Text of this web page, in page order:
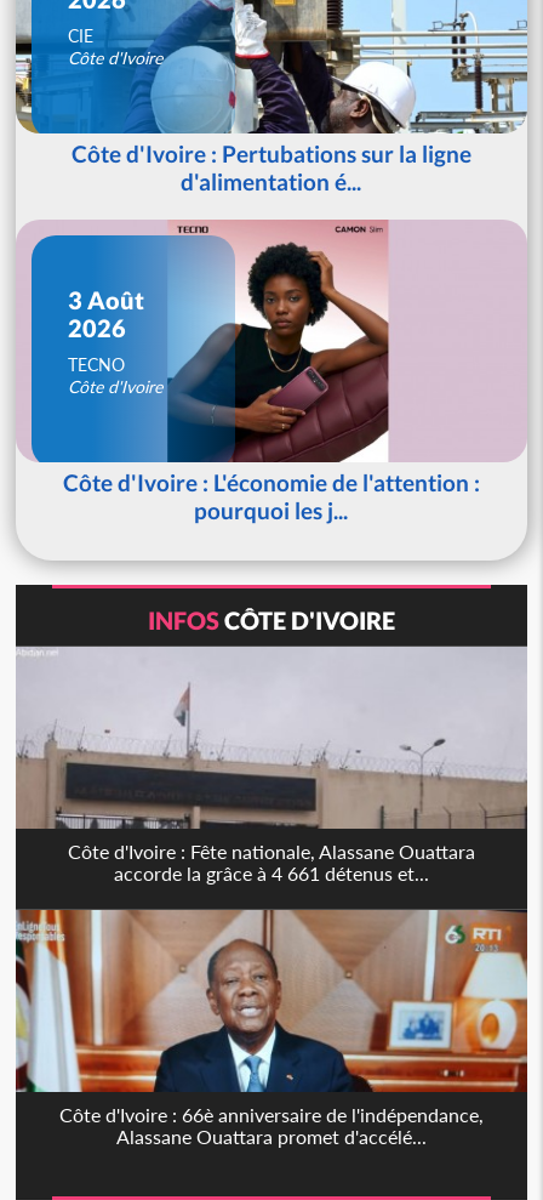
CIE
Côte d'Ivoire
Côte d'Ivoire : Pertubations sur la ligne
d'alimentation é...
3 Août
2026
TECNO
Côte d'Ivoire
Côte d'Ivoire : L'économie de l'attention :
pourquoi les j...
INFOSCÔTE D'IVOIRE
Côte d'Ivoire : Fête nationale, Alassane Ouattara
accorde la grâce à 4 661 détenus et...
Côte d'Ivoire : 66è anniversaire de l'indépendance,
Alassane Ouattara promet d'accélé...